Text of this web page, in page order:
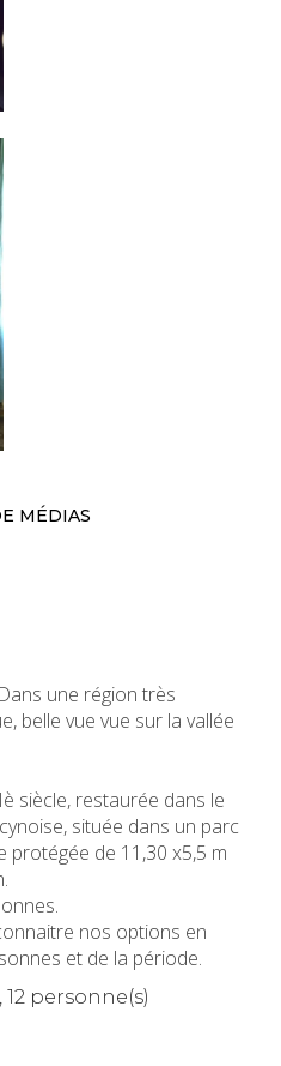
MÉDIAS
une région très
belle vue vue sur la vallée
siècle, restaurée dans le
située dans un parc
protégée de 11,30 x5,5 m
nos options en
et de la période.
personne(s)